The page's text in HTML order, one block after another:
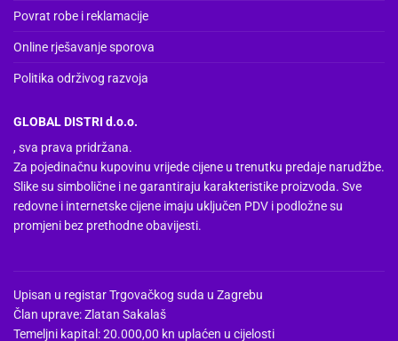
Povrat robe i reklamacije
Online rješavanje sporova
Politika održivog razvoja
GLOBAL DISTRI d.o.o.
, sva prava pridržana.
Za pojedinačnu kupovinu vrijede cijene u trenutku predaje narudžbe.
Slike su simbolične i ne garantiraju karakteristike proizvoda. Sve
redovne i internetske cijene imaju uključen PDV i podložne su
promjeni bez prethodne obavijesti.
Upisan u registar Trgovačkog suda u Zagrebu
Član uprave: Zlatan Sakalaš
Temeljni kapital: 20.000,00 kn uplaćen u cijelosti